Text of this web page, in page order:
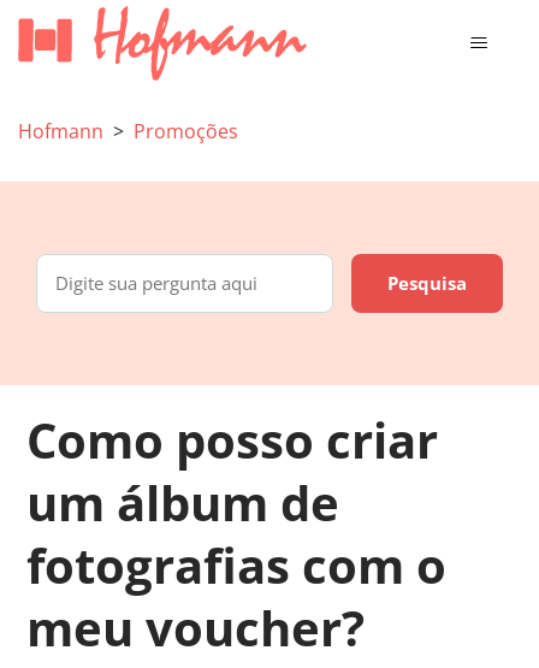
Hofmann Promoções
Como posso criar
um álbum de
fotografias com o
meu voucher?